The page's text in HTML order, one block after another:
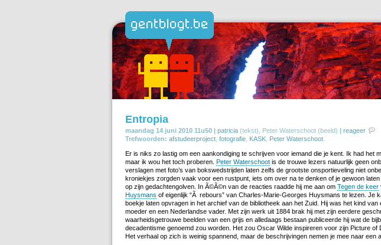
Entropia
maandag 14 juni 2010 11u50 | patricia (tekst), Peter Waterschoot (beeld) | reageer
Trefwoorden: afstudeerproject fotografie KASK Peter Waterschoot
Er is niks zo lastig om een aankondiging te schrijven voor iemand die je kent. Ik had het
maar ik wou het toch proberen. Peter Waterschoot is de trouwe lezers natuurlijk geen
verslagen met foto’s van bokswedstrijden laten zelfs de grootste onsportieveling niet
kroniekjes zorgden vaak voor een rustpunt, iets om over na te denken of je gewoon laten
op zijn gedachtengolven. In Ã©Ã©n van de reacties raadde hij me aan om Tegen de keer
Huysmans of eigenlijk “Ã rebours” van Charles-Marie-Georges Huysmans te lezen. Je
boekje laten opvragen in het archief van de bibliotheek aan het Zuid. Hij was het kind van
moeder en een Nederlandse vader. Met zijn werk uit 1884 brak hij met zijn eerdere
waarheidsgetrouwe beelden van een grijs en alledaags bestaan publiceerde hij wat de
decadentisme genoemd zou worden. Het zou Oscar Wilde inspireren voor zijn Picture of
Het verhaal op zich is weinig spannend, maar de beschrijvingen nemen je mee naar een